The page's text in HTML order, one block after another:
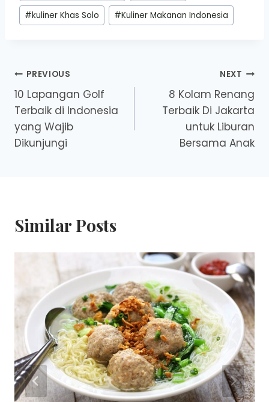
#kuliner Khas Solo #Kuliner Makanan Indonesia
Post
navigation
PREVIOUS
10 Lapangan Golf
Terbaik di Indonesia
yang Wajib
Dikunjungi
NEXT
8 Kolam Renang
Terbaik Di Jakarta
untuk Liburan
Bersama Anak
Similar Posts